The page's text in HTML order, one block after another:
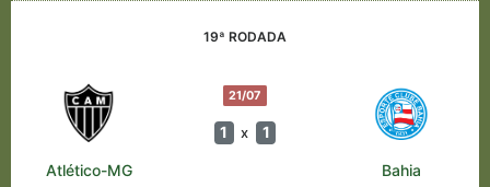
19ª RODADA
21/07
1 x 1
Atlético-MG Bahia